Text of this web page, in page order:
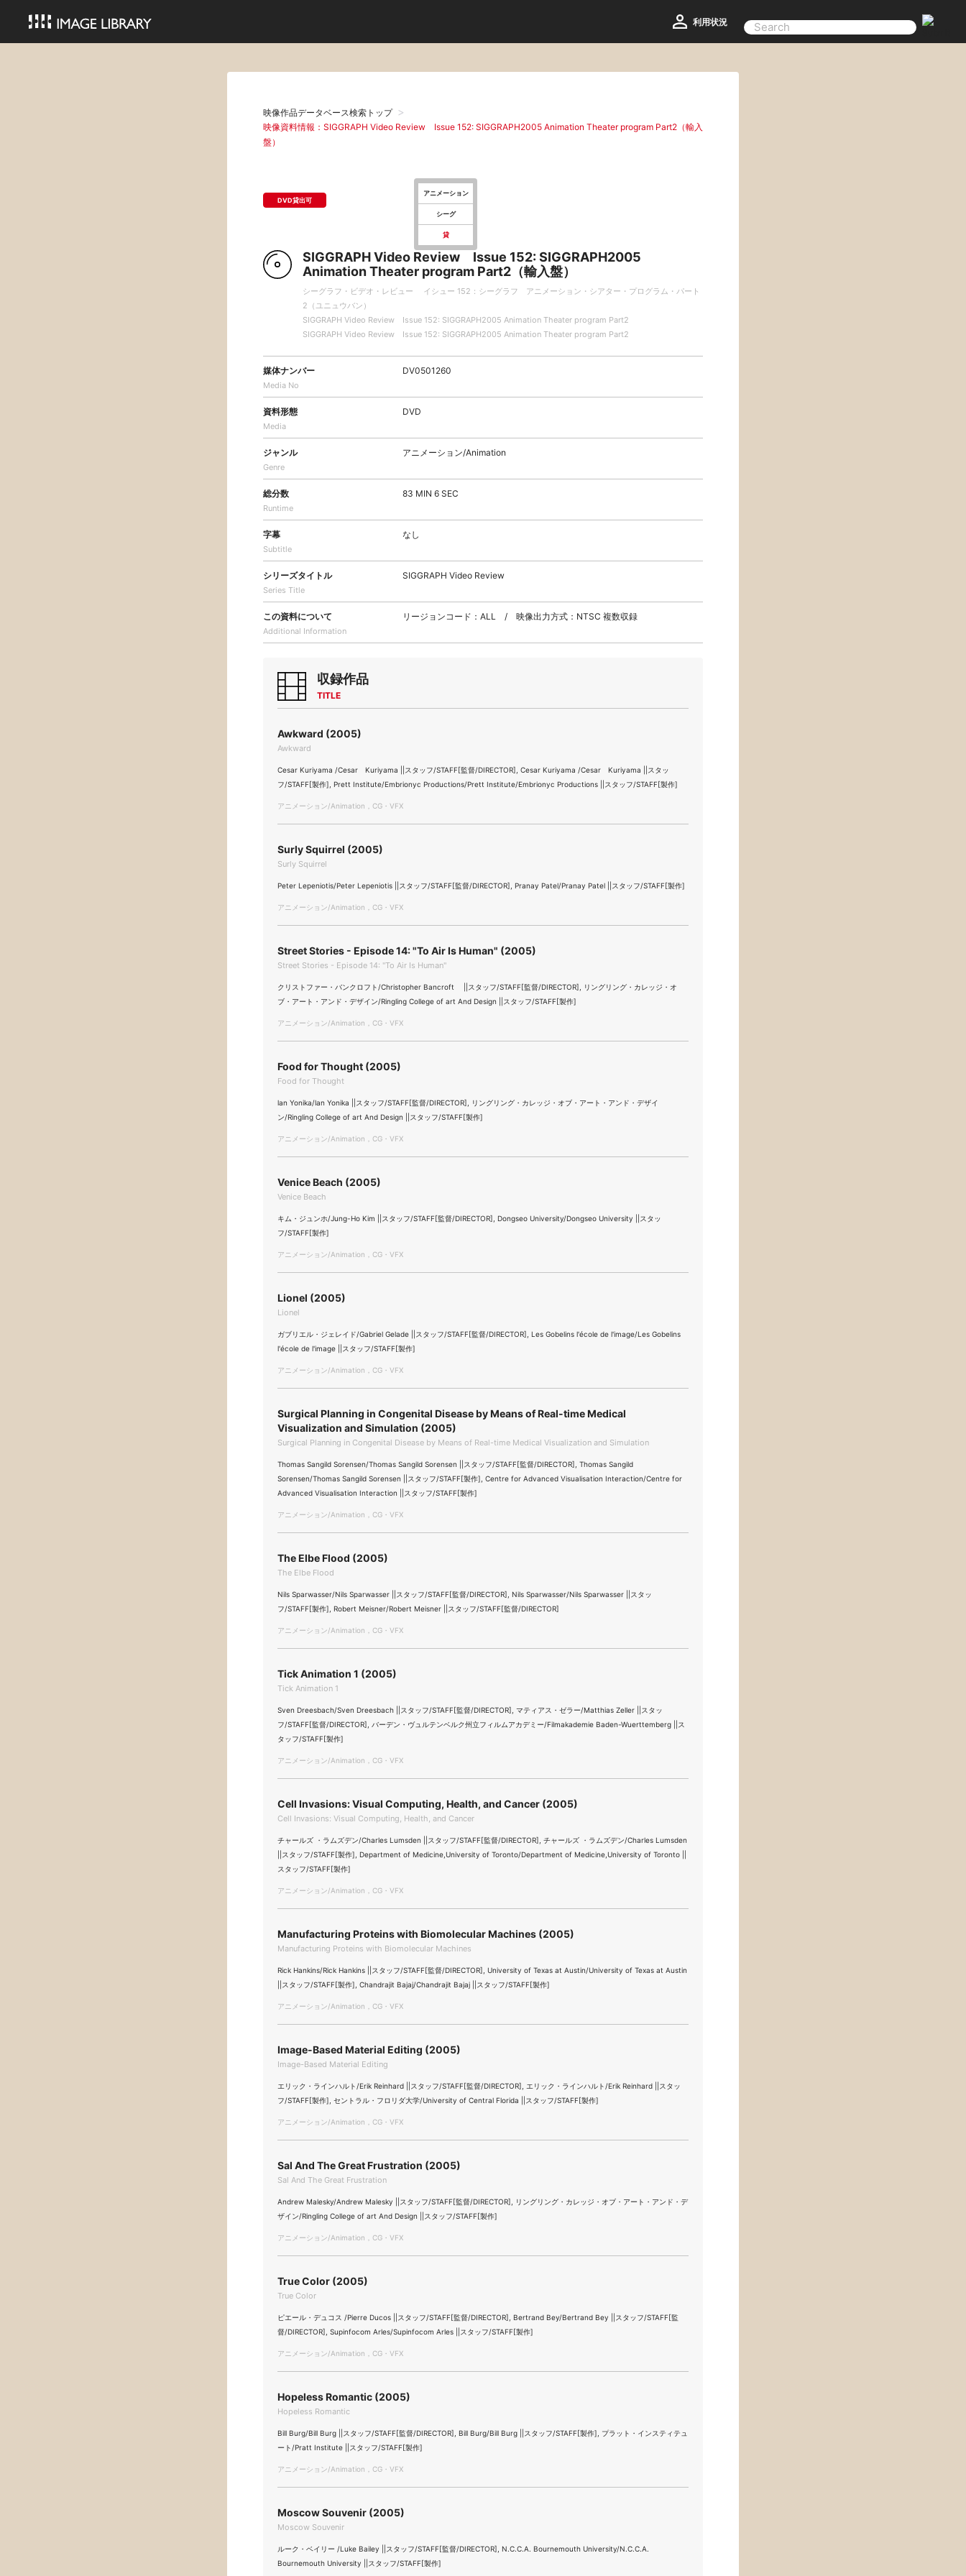
利用状況
映像作品データベース検索トップ
映像資料情報：SIGGRAPH Video Review Issue 152: SIGGRAPH2005 Animation Theater program Part2（輸入
盤）
DVD貸出可
アニメーション
シーグ
貸
SIGGRAPH Video Review Issue 152: SIGGRAPH2005
Animation Theater program Part2（輸入盤）
シーグラフ・ビデオ・レビュー イシュー 152：シーグラフ アニメーション・シアター・プログラム・パート
2（ユニュウバン）
SIGGRAPH Video Review Issue 152: SIGGRAPH2005 Animation Theater program Part2
SIGGRAPH Video Review Issue 152: SIGGRAPH2005 Animation Theater program Part2
媒体ナンバー
Media No
DV0501260
資料形態
Media
DVD
ジャンル
Genre
アニメーション/Animation
総分数
Runtime
83 MIN 6 SEC
字幕
Subtitle
なし
シリーズタイトル
Series Title
SIGGRAPH Video Review
この資料について
Additional Information
リージョンコード：ALL / 映像出力方式：NTSC 複数収録
収録作品
TITLE
Awkward (2005)
Awkward
Cesar Kuriyama /Cesar Kuriyama ||スタッフ/STAFF[監督/DIRECTOR], Cesar Kuriyama /Cesar Kuriyama ||スタッ
フ/STAFF[製作], Prett Institute/Embrionyc Productions/Prett Institute/Embrionyc Productions ||スタッフ/STAFF[製作]
アニメーション/Animation，CG・VFX
Surly Squirrel (2005)
Surly Squirrel
Peter Lepeniotis/Peter Lepeniotis ||スタッフ/STAFF[監督/DIRECTOR], Pranay Patel/Pranay Patel ||スタッフ/STAFF[製作]
アニメーション/Animation，CG・VFX
Street Stories - Episode 14: "To Air Is Human" (2005)
Street Stories - Episode 14: "To Air Is Human"
クリストファー・バンクロフト/Christopher Bancroft ||スタッフ/STAFF[監督/DIRECTOR], リングリング・カレッジ・オ
ブ・アート・アンド・デザイン/Ringling College of art And Design ||スタッフ/STAFF[製作]
アニメーション/Animation，CG・VFX
Food for Thought (2005)
Food for Thought
lan Yonika/lan Yonika ||スタッフ/STAFF[監督/DIRECTOR], リングリング・カレッジ・オブ・アート・アンド・デザイ
ン/Ringling College of art And Design ||スタッフ/STAFF[製作]
アニメーション/Animation，CG・VFX
Venice Beach (2005)
Venice Beach
キム・ジュンホ/Jung-Ho Kim ||スタッフ/STAFF[監督/DIRECTOR], Dongseo University/Dongseo University ||スタッ
フ/STAFF[製作]
アニメーション/Animation，CG・VFX
Lionel (2005)
Lionel
ガブリエル・ジェレイド/Gabriel Gelade ||スタッフ/STAFF[監督/DIRECTOR], Les Gobelins l'école de l'image/Les Gobelins
l'école de l'image ||スタッフ/STAFF[製作]
アニメーション/Animation，CG・VFX
Surgical Planning in Congenital Disease by Means of Real-time Medical
Visualization and Simulation (2005)
Surgical Planning in Congenital Disease by Means of Real-time Medical Visualization and Simulation
Thomas Sangild Sorensen/Thomas Sangild Sorensen ||スタッフ/STAFF[監督/DIRECTOR], Thomas Sangild
Sorensen/Thomas Sangild Sorensen ||スタッフ/STAFF[製作], Centre for Advanced Visualisation Interaction/Centre for
Advanced Visualisation Interaction ||スタッフ/STAFF[製作]
アニメーション/Animation，CG・VFX
The Elbe Flood (2005)
The Elbe Flood
Nils Sparwasser/Nils Sparwasser ||スタッフ/STAFF[監督/DIRECTOR], Nils Sparwasser/Nils Sparwasser ||スタッ
フ/STAFF[製作], Robert Meisner/Robert Meisner ||スタッフ/STAFF[監督/DIRECTOR]
アニメーション/Animation，CG・VFX
Tick Animation 1 (2005)
Tick Animation 1
Sven Dreesbach/Sven Dreesbach ||スタッフ/STAFF[監督/DIRECTOR], マティアス・ゼラー/Matthias Zeller ||スタッ
フ/STAFF[監督/DIRECTOR], バーデン・ヴュルテンベルク州立フィルムアカデミー/Filmakademie Baden-Wuerttemberg ||ス
タッフ/STAFF[製作]
アニメーション/Animation，CG・VFX
Cell Invasions: Visual Computing, Health, and Cancer (2005)
Cell Invasions: Visual Computing, Health, and Cancer
チャールズ ・ラムズデン/Charles Lumsden ||スタッフ/STAFF[監督/DIRECTOR], チャールズ ・ラムズデン/Charles Lumsden
||スタッフ/STAFF[製作], Department of Medicine,University of Toronto/Department of Medicine,University of Toronto ||
スタッフ/STAFF[製作]
アニメーション/Animation，CG・VFX
Manufacturing Proteins with Biomolecular Machines (2005)
Manufacturing Proteins with Biomolecular Machines
Rick Hankins/Rick Hankins ||スタッフ/STAFF[監督/DIRECTOR], University of Texas at Austin/University of Texas at Austin
||スタッフ/STAFF[製作], Chandrajit Bajaj/Chandrajit Bajaj ||スタッフ/STAFF[製作]
アニメーション/Animation，CG・VFX
Image-Based Material Editing (2005)
Image-Based Material Editing
エリック・ラインハルト/Erik Reinhard ||スタッフ/STAFF[監督/DIRECTOR], エリック・ラインハルト/Erik Reinhard ||スタッ
フ/STAFF[製作], セントラル・フロリダ大学/University of Central Florida ||スタッフ/STAFF[製作]
アニメーション/Animation，CG・VFX
Sal And The Great Frustration (2005)
Sal And The Great Frustration
Andrew Malesky/Andrew Malesky ||スタッフ/STAFF[監督/DIRECTOR], リングリング・カレッジ・オブ・アート・アンド・デ
ザイン/Ringling College of art And Design ||スタッフ/STAFF[製作]
アニメーション/Animation，CG・VFX
True Color (2005)
True Color
ピエール・デュコス /Pierre Ducos ||スタッフ/STAFF[監督/DIRECTOR], Bertrand Bey/Bertrand Bey ||スタッフ/STAFF[監
督/DIRECTOR], Supinfocom Arles/Supinfocom Arles ||スタッフ/STAFF[製作]
アニメーション/Animation，CG・VFX
Hopeless Romantic (2005)
Hopeless Romantic
Bill Burg/Bill Burg ||スタッフ/STAFF[監督/DIRECTOR], Bill Burg/Bill Burg ||スタッフ/STAFF[製作], プラット・インスティテュ
ート/Pratt Institute ||スタッフ/STAFF[製作]
アニメーション/Animation，CG・VFX
Moscow Souvenir (2005)
Moscow Souvenir
ルーク・ベイリー /Luke Bailey ||スタッフ/STAFF[監督/DIRECTOR], N.C.C.A. Bournemouth University/N.C.C.A.
Bournemouth University ||スタッフ/STAFF[製作]